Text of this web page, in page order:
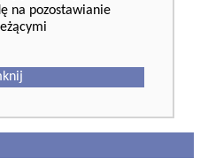
na pozostawianie